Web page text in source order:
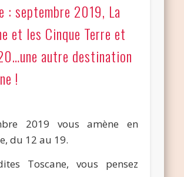
: septembre 2019, La
et les Cinque Terre et
autre destination
!
2019 vous amène en
du 12 au 19.
Toscane, vous pensez